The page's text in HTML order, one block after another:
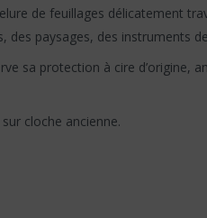
de feuillages délicatement
paysages, des instruments
sa protection à cire
cloche ancienne.